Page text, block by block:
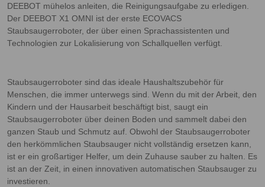
DEEBOT mühelos anleiten, die Reinigungsaufgabe zu erledigen.
Der DEEBOT X1 OMNI ist der erste ECOVACS
Staubsaugerroboter, der über einen Sprachassistenten und
Technologien zur Lokalisierung von Schallquellen verfügt.
Staubsaugerroboter sind das ideale Haushaltszubehör für
Menschen, die immer unterwegs sind. Wenn du mit der Arbeit, den
Kindern und der Hausarbeit beschäftigt bist, saugt ein
Staubsaugerroboter über deinen Boden und sammelt dabei den
ganzen Staub und Schmutz auf. Obwohl der Staubsaugerroboter
den herkömmlichen Staubsauger nicht vollständig ersetzen kann,
ist er ein großartiger Helfer, um dein Zuhause sauber zu halten. Es
ist an der Zeit, in einen innovativen automatischen Staubsauger zu
investieren.